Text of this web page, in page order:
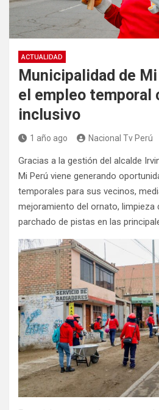
ACTUALIDAD
Municipalidad de
el empleo temporal
inclusivo
1 año ago Nacional Tv Perú
Gracias a la gestión del alcalde
Mi Perú viene generando
temporales para sus vecinos,
mejoramiento del ornato, limpieza
parchado de pistas en las